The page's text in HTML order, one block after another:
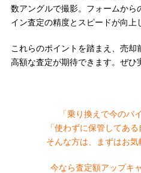
数アングルで撮影。フォームから
イン査定の精度とスピードが向上
これらのポイントを踏まえ、売却
高額な査定が期待できます。ぜひ
「乗り換えで今のバ
「使わずに保管してあ
そんな方は、まずはお気
今なら査定額アップキ